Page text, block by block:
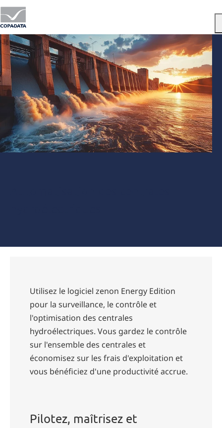
Utilisez le logiciel zenon Energy Edition
pour la surveillance, le contrôle et
l'optimisation des centrales
hydroélectriques. Vous gardez le contrôle
sur l'ensemble des centrales et
économisez sur les frais d'exploitation et
vous bénéficiez d'une productivité accrue.
Pilotez, maîtrisez et